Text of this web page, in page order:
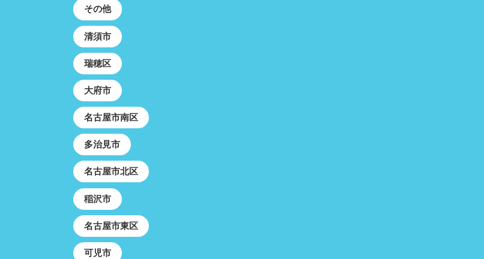
その他
清須市
瑞穂区
大府市
名古屋市南区
多治見市
名古屋市北区
稲沢市
名古屋市東区
可児市